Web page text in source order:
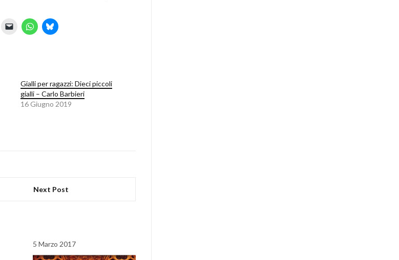
Gialli per ragazzi: Dieci piccoli
gialli – Carlo Barbieri
16 Giugno 2019
Next Post
5 Marzo 2017